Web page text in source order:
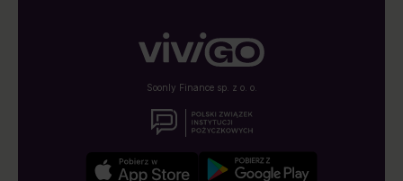
Soonly Finance sp. z o. o.